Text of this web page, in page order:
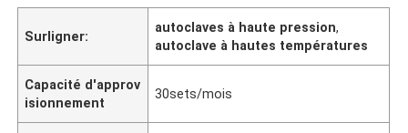
Surligner:
autoclaves à haute pression,
autoclave à hautes températures
Capacité d'approv
isionnement
30sets/mois